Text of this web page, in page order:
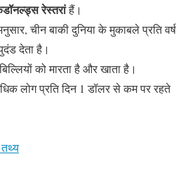
रेस्तरांहैं।
चीन बाकी दुनिया के मुकाबले प्रति वर्ष
देता है।
को मारता है और खाता है।
लोग प्रति दिन 1 डॉलर से कम पर रहते